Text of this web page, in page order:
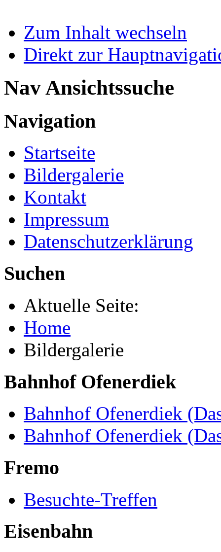
Zum Inhalt wechseln
Direkt zur
Nav Ansichtssuche
Navigation
Startseite
Bildergalerie
Kontakt
Impressum
Datenschutzerklärung
Suchen
Aktuelle Seite:
Home
Bildergalerie
Bahnhof Ofenerdiek
Bahnhof Ofenerdiek
Bahnhof Ofenerdiek
Fremo
Besuchte-Treffen
Eisenbahn